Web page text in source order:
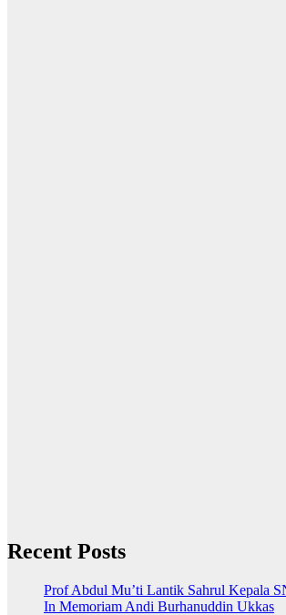
Recent Posts
Prof Abdul Mu’ti Lantik Sahrul Kepala
In Memoriam Andi Burhanuddin Ukkas